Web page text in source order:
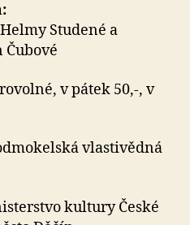
Studené a
v pátek 50,-, v
vlastivědná
kultury České